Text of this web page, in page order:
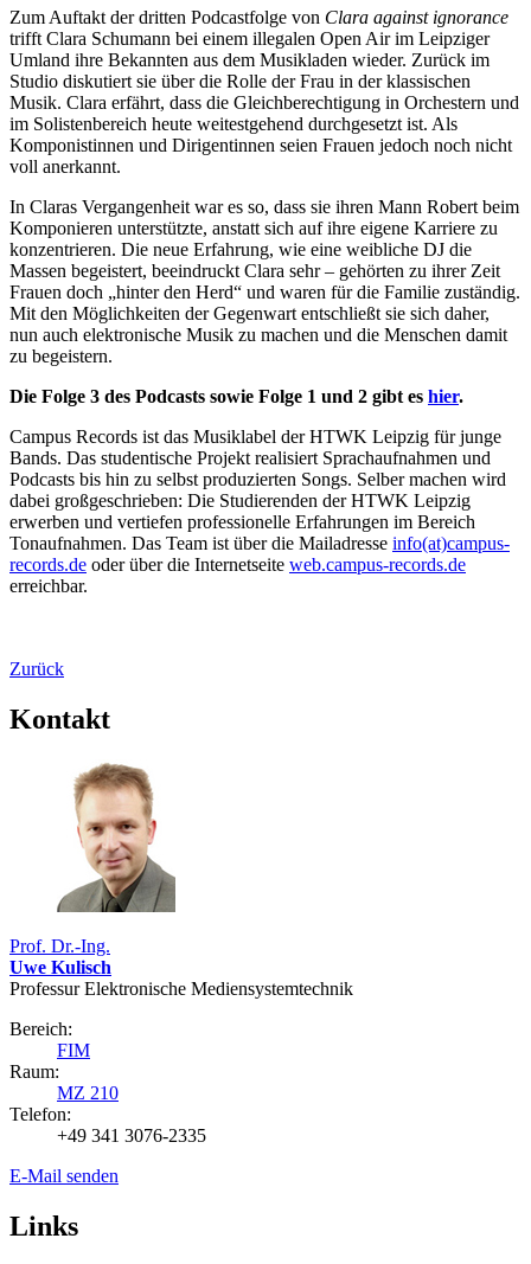
Zum Auftakt der dritten Podcastfolge von Clara against ignorance
trifft Clara Schumann bei einem illegalen Open Air im Leipziger
Umland ihre Bekannten aus dem Musikladen wieder. Zurück im
Studio diskutiert sie über die Rolle der Frau in der klassischen
Musik. Clara erfährt, dass die Gleichberechtigung in Orchestern und
im Solistenbereich heute weitestgehend durchgesetzt ist. Als
Komponistinnen und Dirigentinnen seien Frauen jedoch noch nicht
voll anerkannt.
In Claras Vergangenheit war es so, dass sie ihren Mann Robert beim
Komponieren unterstützte, anstatt sich auf ihre eigene Karriere zu
konzentrieren. Die neue Erfahrung, wie eine weibliche DJ die
Massen begeistert, beeindruckt Clara sehr – gehörten zu ihrer Zeit
Frauen doch „hinter den Herd“ und waren für die Familie zuständig.
Mit den Möglichkeiten der Gegenwart entschließt sie sich daher,
nun auch elektronische Musik zu machen und die Menschen damit
zu begeistern.
Die Folge 3 des Podcasts sowie Folge 1 und 2 gibt es hier.
Campus Records ist das Musiklabel der HTWK Leipzig für junge
Bands. Das studentische Projekt realisiert Sprachaufnahmen und
Podcasts bis hin zu selbst produzierten Songs. Selber machen wird
dabei großgeschrieben: Die Studierenden der HTWK Leipzig
erwerben und vertiefen professionelle Erfahrungen im Bereich
Tonaufnahmen. Das Team ist über die Mailadresse info(at)campus-
records.de oder über die Internetseite web.campus-records.de
erreichbar.
Zurück
Kontakt
Prof. Dr.-Ing.
Uwe Kulisch
Professur Elektronische Mediensystemtechnik
Bereich:
FIM
Raum:
MZ 210
Telefon:
+49 341 3076-2335
E-Mail senden
Links